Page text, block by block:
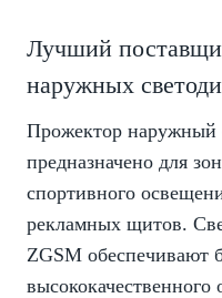
Лучший
наружных
Прожектор наружный
предназначено для
спортивного
рекламных щитов.
ZGSM обеспечивают